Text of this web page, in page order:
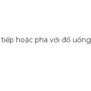
hoặc pha với đồ